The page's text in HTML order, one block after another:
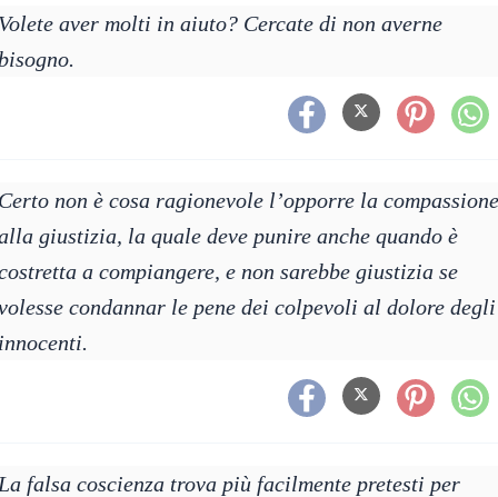
aver molti in aiuto? Cercate di non averne
non è cosa ragionevole l’opporre la compassione
giustizia, la quale deve punire anche quando è
a compiangere, e non sarebbe giustizia se
condannar le pene dei colpevoli al dolore degli
falsa coscienza trova più facilmente pretesti per